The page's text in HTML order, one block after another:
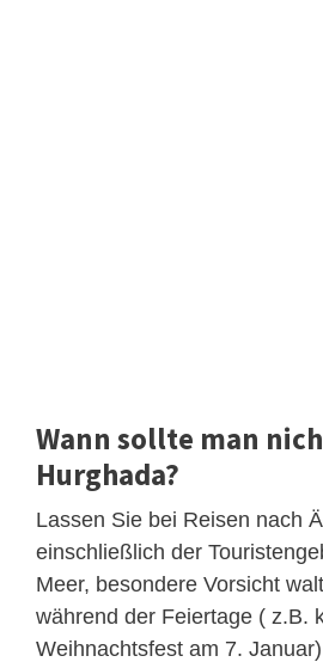
Wann sollte man
Hurghada?
Lassen Sie bei Reisen nach
einschließlich der
Meer, besondere Vorsicht
während der Feiertage ( z.B.
Weihnachtsfest am 7.